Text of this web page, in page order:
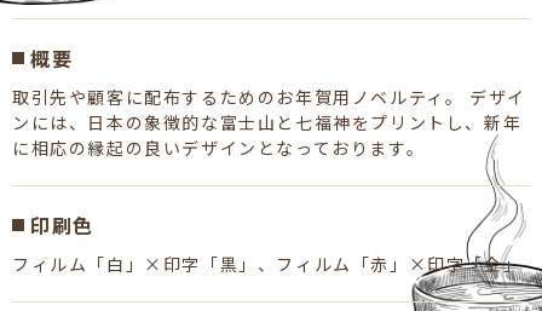
概要
取引先や顧客に配布するためのお年賀用ノベルティ。 デザイ
ンには、日本の象徴的な富士山と七福神をプリントし、新年
に相応の縁起の良いデザインとなっております。
印刷色
フィルム「白」×印字「黒」、フィルム「赤」×印字「金」